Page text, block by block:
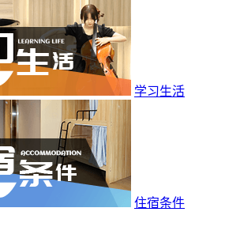
学习生活
住宿条件